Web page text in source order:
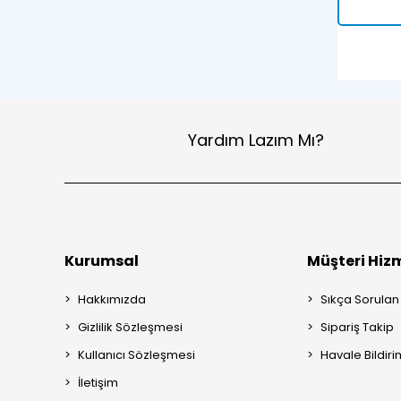
Yardım Lazım Mı?
Kurumsal
Hakkımızda
Gizlilik Sözleşmesi
Kullanıcı Sözleşmesi
İletişim
Müşteri
Sıkça
Sipariş Takip
Havale